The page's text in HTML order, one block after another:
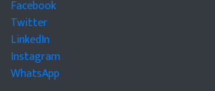
Facebook
Twitter
LinkedIn
Instagram
WhatsApp